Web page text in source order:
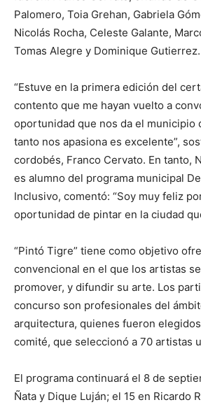
Palomero, Toia Grehan, Gabriela
Nicolás Rocha, Celeste Galante,
Tomas Alegre y Dominique Gutierrez.
“Estuve en la primera edición del
contento que me hayan vuelto a
oportunidad que nos da el municipio
tanto nos apasiona es excelente”,
cordobés, Franco Cervato. En tanto,
es alumno del programa municipal
Inclusivo, comentó: “Soy muy feliz
oportunidad de pintar en la ciudad
“Pintó Tigre” tiene como objetivo
convencional en el que los artistas
promover, y difundir su arte. Los
concurso son profesionales del
arquitectura, quienes fueron
comité, que seleccionó a 70 artistas
El programa continuará el 8 de
Ñata y Dique Luján; el 15 en Ricardo